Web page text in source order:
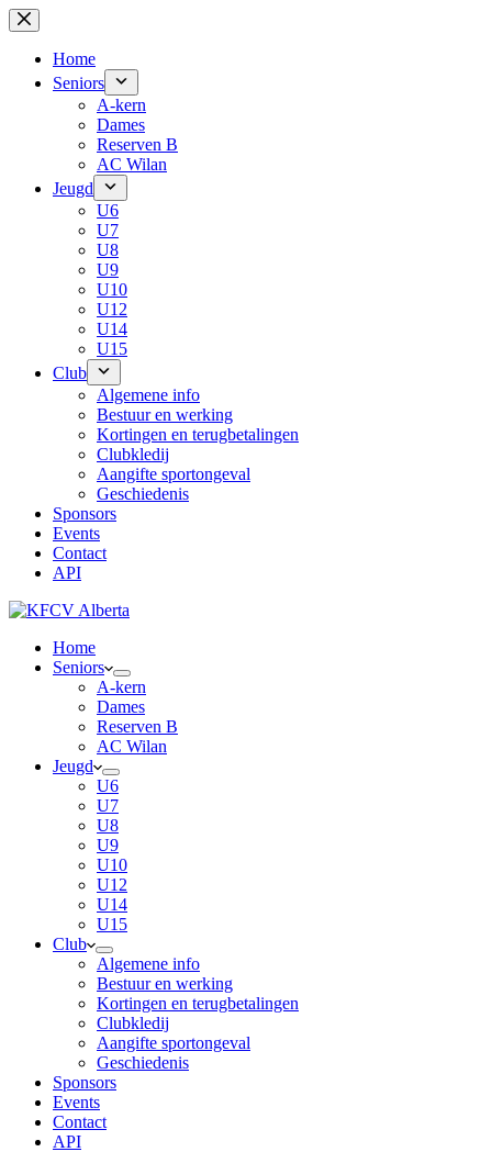
Skip
to
contentHome
Seniors
A-kern
Dames
Reserven B
AC Wilan
Jeugd
U6
U7
U8
U9
U10
U12
U14
U15
Club
Algemene info
Bestuur en werking
Kortingen en terugbetalingen
Clubkledij
Aangifte sportongeval
Geschiedenis
Sponsors
Events
Contact
API
Home
Seniors
A-kern
Dames
Reserven B
AC Wilan
Jeugd
U6
U7
U8
U9
U10
U12
U14
U15
Club
Algemene info
Bestuur en werking
Kortingen en terugbetalingen
Clubkledij
Aangifte sportongeval
Geschiedenis
Sponsors
Events
Contact
API